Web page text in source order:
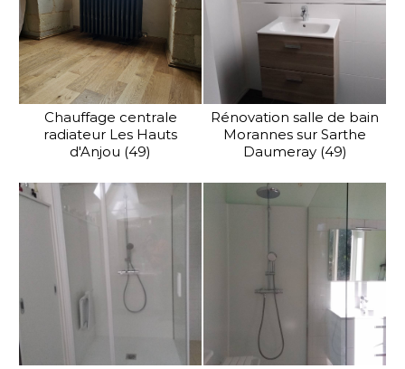
Chauffage centrale
radiateur Les Hauts
d'Anjou (49)
Rénovation salle de bain
Morannes sur Sarthe
Daumeray (49)